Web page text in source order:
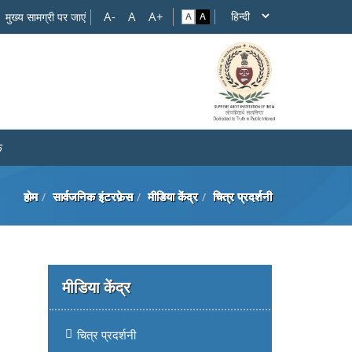
मुख्य सामग्री पर जाएं
होम सार्वजनिक इंटरफ़ेस मीडिया केंद्र चित्र प्रदर्शनी
मीडिया केंद्र
चित्र प्रदर्शनी